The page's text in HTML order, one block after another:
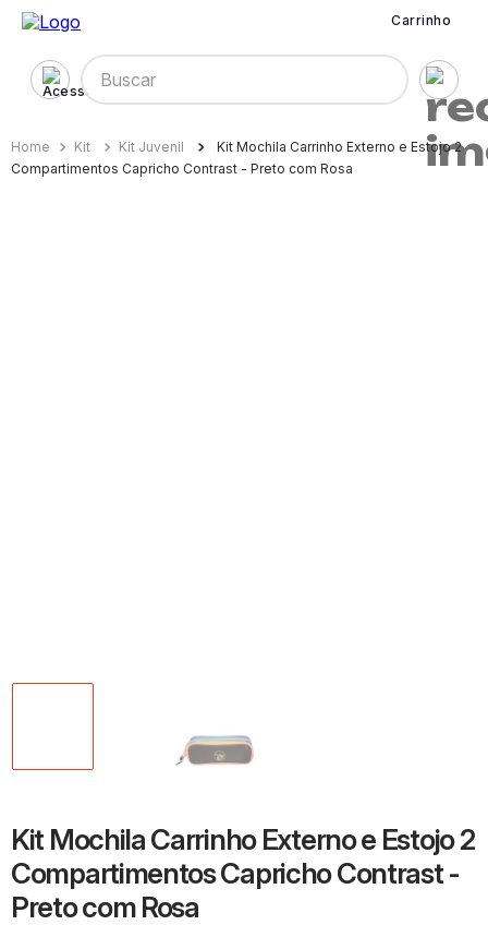
Carrinho
Buscar
Kit Kit Juvenil
Kit Mochila Carrinho Externo e Estojo 2
Compartimentos Capricho Contrast - Preto com Rosa
Kit Mochila Carrinho Externo e Estojo 2
Compartimentos Capricho Contrast -
Preto com Rosa